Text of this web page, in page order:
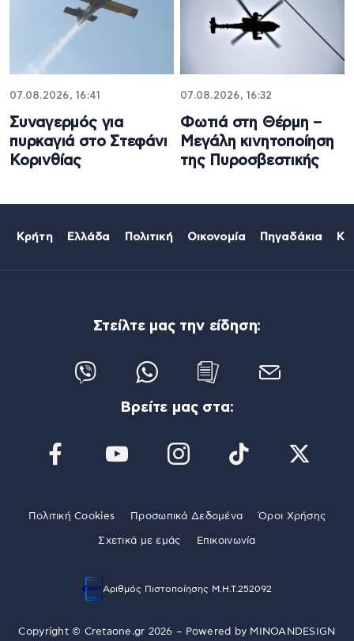
07.08.2026, 16:41
Συναγερμός για
πυρκαγιά στο Στεφάνι
Κορινθίας
07.08.2026, 16:32
Φωτιά στη Θέρμη –
Μεγάλη κινητοποίηση
της Πυροσβεστικής
Κρήτη Ελλάδα Πολιτική Οικονομία Πηγαδάκια
Στείλτε μας την είδηση:
Βρείτε μας στα:
Πολιτική Cookies Προσωπικά Δεδομένα Όροι Χρήσης
Σχετικά με εμάς Επικοινωνία
Αριθμός Πιστοποίησης Μ.Η.Τ.252092
Copyright © Cretaone.gr 2026 – Powered by MINOANDESIGN